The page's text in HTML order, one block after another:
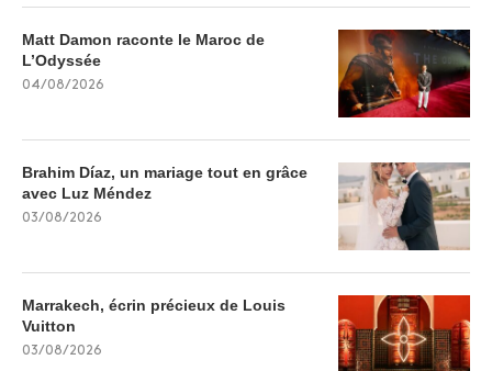
Matt Damon raconte le Maroc de
L’Odyssée
04/08/2026
Brahim Díaz, un mariage tout en grâce
avec Luz Méndez
03/08/2026
Marrakech, écrin précieux de Louis
Vuitton
03/08/2026